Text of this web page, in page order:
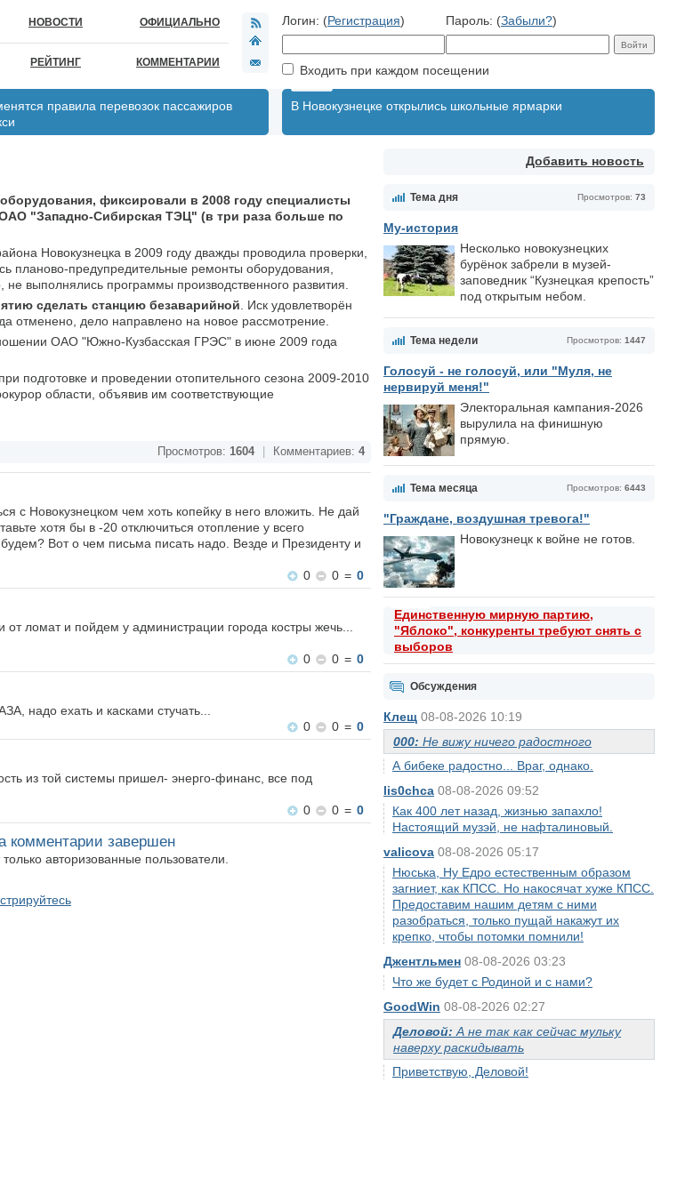
НОВОСТИ ОФИЦИАЛЬНО
РЕЙТИНГ КОММЕНТАРИИ
Логин: (Регистрация) Пароль: (Забыли?)
Входить при каждом посещении
правила перевозок пассажиров
В Новокузнецке открылись школьные ярмарки
Добавить новость
Просмотров: 73
Тема дня
Му-история
Несколько новокузнецких
бурёнок забрели в музей-
заповедник “Кузнецкая крепость”
под открытым небом.
Просмотров: 1447
Тема недели
Голосуй - не голосуй, или "Муля, не
нервируй меня!"
Электоральная кампания-2026
вырулила на финишную
прямую.
Просмотров: 6443
Тема месяца
"Граждане, воздушная тревога!"
Новокузнецк к войне не готов.
Единственную мирную партию,
"Яблоко", конкуренты требуют снять с
выборов
Обсуждения
Клещ 08-08-2026 10:19
000: Не вижу ничего радостного
А бибеке радостно... Враг, однако.
lis0chca 08-08-2026 09:52
Как 400 лет назад, жизнью запахло!
Настоящий музэй, не нафталиновый.
valicova 08-08-2026 05:17
Нюська, Ну Едро естественным образом
загниет, как КПСС. Но накосячат хуже КПСС.
Предоставим нашим детям с ними
разобраться, только пущай накажут их
крепко, чтобы потомки помнили!
Джентльмен 08-08-2026 03:23
Что же будет с Родиной и с нами?
GoodWin 08-08-2026 02:27
Деловой: А не так как сейчас мульку
наверху раскидывать
Приветствую, Деловой!
фиксировали в 2008 году специалисты
"Западно-Сибирская ТЭЦ" (в три раза больше по
Новокузнецка в 2009 году дважды проводила проверки,
планово-предупредительные ремонты оборудования,
выполнялись программы производственного развития.
сделать станцию безаварийной . Иск удовлетворён
отменено, дело направлено на новое рассмотрение.
ОАО "Южно-Кузбасская ГРЭС" в июне 2009 года
подготовке и проведении отопительного сезона 2009-2010
области, объявив им соответствующие
Просмотров: 1604 Комментариев: 4
с Новокузнецком чем хоть копейку в него вложить. Не дай
хотя бы в -20 отключиться отопление у всего
будем? Вот о чем письма писать надо. Везде и Президенту и
0
0 = 0
ломат и пойдем у администрации города костры жечь...
0
0 = 0
надо ехать и касками стучать...
0
0 = 0
из той системы пришел- энерго-финанс, все под
0
0 = 0
комментарии завершен
авторизованные пользователи.